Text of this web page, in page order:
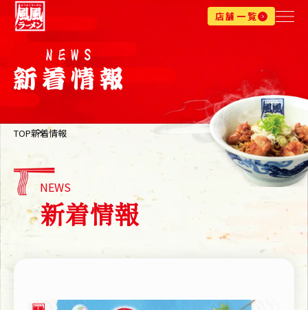
店舗一覧
TOP新着情報
NEWS
新着情報